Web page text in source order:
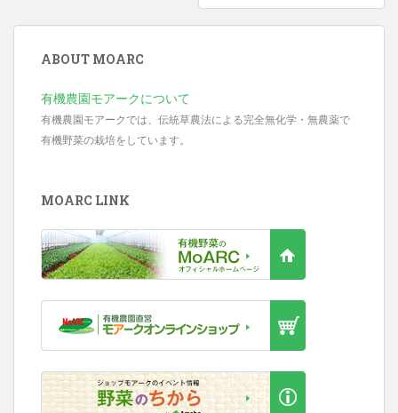
ABOUT MOARC
有機農園モアークについて
有機農園モアークでは、伝統草農法による完全無化学・無農薬で
有機野菜の栽培をしています。
MOARC LINK